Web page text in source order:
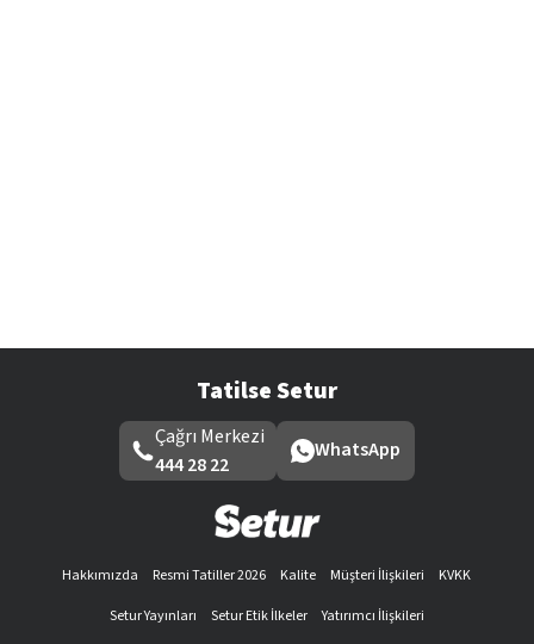
Tatilse Setur
Çağrı Merkezi
444 28 22
WhatsApp
Hakkımızda Resmi Tatiller 2026 Kalite Müşteri İlişkileri
KVKK
Setur Yayınları
Setur Etik İlkeler
Yatırımcı İlişkileri